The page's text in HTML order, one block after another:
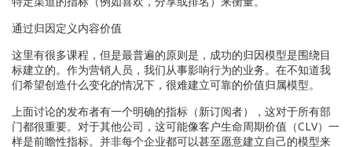
通过归因定义内容价值
这里有很多课程，但是最普遍的原则是，成功的归因模型是围绕目
标建立的。作为营销人员，我们从事影响行为的业务。在不知道我
们希望创造什么变化的情况下，很难建立可靠的价值归属模型。
上面讨论的发布者有一个明确的指标（新订阅者），这对于所有部
门都很重要。对于其他公司，这可能像客户生命周期价值（CLV）一
样是前瞻性指标。并非每个企业都可以甚至愿意建立自己的模型来